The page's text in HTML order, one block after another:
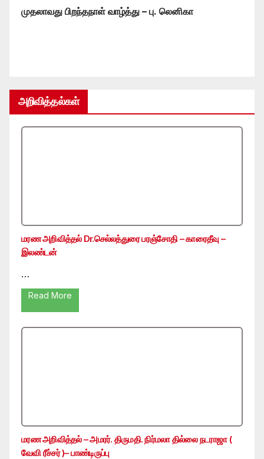
முதலாவது பிறந்தநாள் வாழ்த்து – பு. லெனிகா
அறிவித்தல்கள்
மரண அறிவித்தல் Dr.செல்லத்துரை பரஞ்சோதி – காரைதீவு –
இலண்டன்
…
Read More
மரண அறிவித்தல் – அமரர். திருமதி. நிர்மலா தில்லை நடராஜா (
வேவி ரீச்சர் )– பாண்டிருப்பு